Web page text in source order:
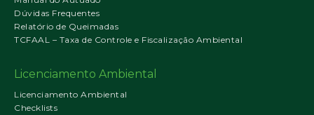
Dúvidas Frequentes
Relatório de Queimadas
TCFAAL – Taxa de Controle e Fiscalização Ambiental
Licenciamento Ambiental
Licenciamento Ambiental
Checklists